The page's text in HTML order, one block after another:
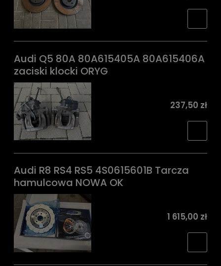
Audi Q5 80A 80A615405A 80A615406A
zaciski klocki ORYG
237,50 zł
Audi R8 RS4 RS5 4S0615601B Tarcza
hamulcowa NOWA OK
1 615,00 zł